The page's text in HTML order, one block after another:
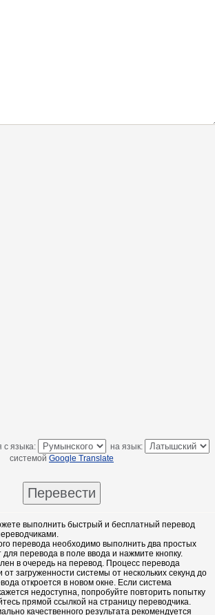
с языка:
на язык:
системой Google Translate
выполнить быстрый и бесплатный перевод
перевода необходимо выполнить два простых
для перевода в поле ввода и нажмите кнопку.
в очередь на перевод. Процесс перевода
загруженности системы от нескольких секунд до
откроется в новом окне. Если система
недоступна, попробуйте повторить попытку
прямой ссылкой на страницу переводчика.
качественного результата рекомендуется